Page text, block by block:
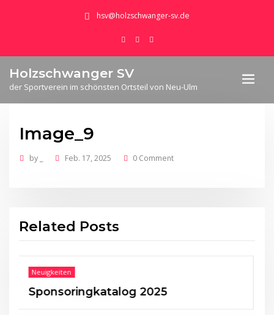
hsv@holzschwanger-sv.de
Holzschwanger SV
der Sportverein im schönsten Ortsteil von Neu-Ulm
Image_9
by Feb. 17, 2025 0 Comment
Related Posts
Neuigkeiten
Sponsoringkatalog 2025